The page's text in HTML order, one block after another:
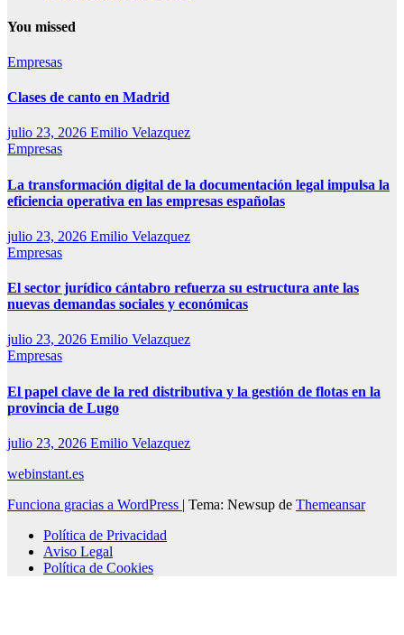
You missed
Empresas
Clases de canto en Madrid
julio 23, 2026 Emilio Velazquez
Empresas
La transformación digital de la documentación legal impulsa la
eficiencia operativa en las empresas españolas
julio 23, 2026 Emilio Velazquez
Empresas
El sector jurídico cántabro refuerza su estructura ante las
nuevas demandas sociales y económicas
julio 23, 2026 Emilio Velazquez
Empresas
El papel clave de la red distributiva y la gestión de flotas en la
provincia de Lugo
julio 23, 2026 Emilio Velazquez
webinstant.es
Funciona gracias a WordPress | Tema: Newsup de Themeansar
Política de Privacidad
Aviso Legal
Política de Cookies